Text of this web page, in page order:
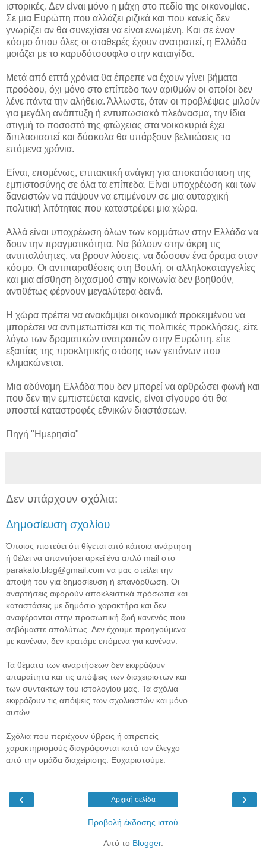
ιστορικές. Δεν είναι μόνο η μάχη στο πεδίο της οικονομίας.
Σε μια Ευρώπη που αλλάζει ριζικά και που κανείς δεν
γνωρίζει αν θα συνεχίσει να είναι ενωμένη. Και σε έναν
κόσμο όπου όλες οι σταθερές έχουν ανατραπεί, η Ελλάδα
μοιάζει με το καρυδότσουφλο στην καταιγίδα.
Μετά από επτά χρόνια θα έπρεπε να έχουν γίνει βήματα
προόδου, όχι μόνο στο επίπεδο των αριθμών οι οποίοι δεν
λένε πάντα την αλήθεια. Άλλωστε, όταν οι προβλέψεις μιλούν
για μεγάλη ανάπτυξη ή εντυπωσιακό πλεόνασμα, την ίδια
στιγμή το ποσοστό της φτώχειας στα νοικοκυριά έχει
διπλασιαστεί και δύσκολα θα υπάρξουν βελτιώσεις τα
επόμενα χρόνια.
Είναι, επομένως, επιτακτική ανάγκη για αποκατάσταση της
εμπιστοσύνης σε όλα τα επίπεδα. Είναι υποχρέωση και των
δανειστών να πάψουν να επιμένουν σε μια αυταρχική
πολιτική λιτότητας που καταστρέφει μια χώρα.
Αλλά είναι υποχρέωση όλων των κομμάτων στην Ελλάδα να
δουν την πραγματικότητα. Να βάλουν στην άκρη τις
αντιπαλότητες, να βρουν λύσεις, να δώσουν ένα όραμα στον
κόσμο. Οι αντιπαραθέσεις στη Βουλή, οι αλληλοκαταγγελίες
και μια αίσθηση διχασμού στην κοινωνία δεν βοηθούν,
αντιθέτως φέρνουν μεγαλύτερα δεινά.
Η χώρα πρέπει να ανακάμψει οικονομικά προκειμένου να
μπορέσει να αντιμετωπίσει και τις πολιτικές προκλήσεις, είτε
λόγω των δραματικών ανατροπών στην Ευρώπη, είτε
εξαιτίας της προκλητικής στάσης των γειτόνων που
κλιμακώνεται.
Μια αδύναμη Ελλάδα που δεν μπορεί να αρθρώσει φωνή και
που δεν την εμπιστεύεται κανείς, είναι σίγουρο ότι θα
υποστεί καταστροφές εθνικών διαστάσεων.
Πηγή "Ημερησία"
Δεν υπάρχουν σχόλια:
Δημοσίευση σχολίου
Όποιος πιστεύει ότι θίγεται από κάποια ανάρτηση
ή θέλει να απαντήσει αρκεί ένα απλό mail στο
parakato.blog@gmail.com να μας στείλει την
άποψή του για δημοσίευση ή επανόρθωση. Οι
αναρτήσεις αφορούν αποκλειστικά πρόσωπα και
καταστάσεις με δημόσιο χαρακτήρα και δεν
αναφέρονται στην προσωπική ζωή κανενός που
σεβόμαστε απολύτως. Δεν έχουμε προηγούμενα
με κανέναν, δεν κρατάμε επόμενα για κανέναν.
Τα θέματα των αναρτήσεων δεν εκφράζουν
απαραίτητα και τις απόψεις των διαχειριστών και
των συντακτών του ιστολογίου μας. Τα σχόλια
εκφράζουν τις απόψεις των σχολιαστών και μόνο
αυτών.
Σχόλια που περιέχουν ύβρεις ή απρεπείς
χαρακτηρισμούς διαγράφονται κατά τον έλεγχο
από την ομάδα διαχείρισης. Ευχαριστούμε.
‹ ›
Αρχική σελίδα
Προβολή έκδοσης ιστού
Από το Blogger.